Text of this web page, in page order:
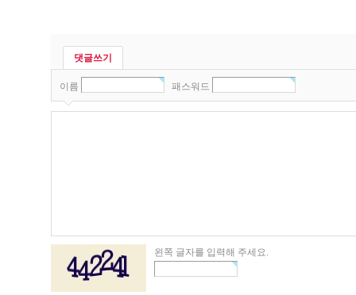
댓글쓰기
이름 패스워드
왼쪽 글자를 입력해 주세요.